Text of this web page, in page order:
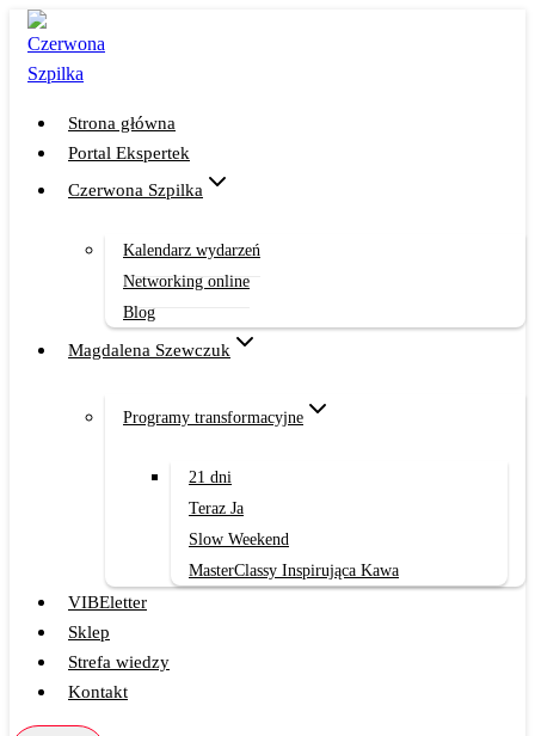
Przejdź
treści
Strona główna
Portal Ekspertek
Czerwona Szpilka
Kalendarz wydarzeń
Networking online
Blog
Magdalena Szewczuk
Programy transformacyjne
21 dni
Teraz Ja
Slow Weekend
MasterClassy Inspirująca Kawa
VIBEletter
Sklep
Strefa wiedzy
Kontakt